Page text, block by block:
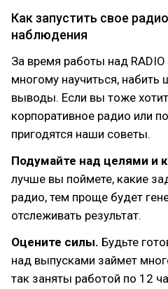
Как запустить свое
наблюдения
За время работы над
многому научиться, набить
выводы. Если вы тоже
корпоративное радио или
пригодятся наши советы.
Подумайте над целями и
лучше вы поймете, какие
радио, тем проще будет
отслеживать результат.
Оцените силы. Будьте
над выпусками займет
так заняты работой по 12